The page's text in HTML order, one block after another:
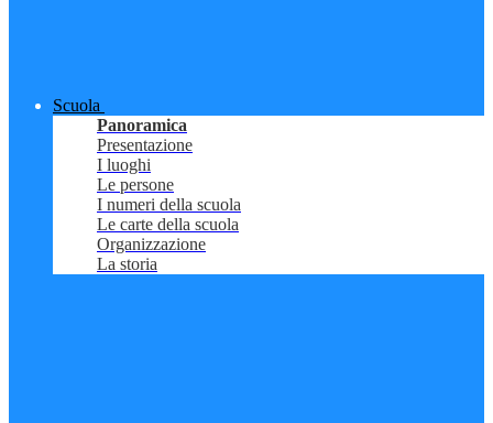
Scuola
Panoramica
Presentazione
I luoghi
Le persone
I numeri della scuola
Le carte della scuola
Organizzazione
La storia